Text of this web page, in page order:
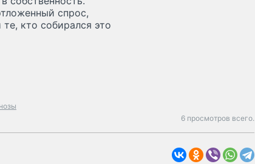
спрос,
кто собирался это
6 просмотров всего.